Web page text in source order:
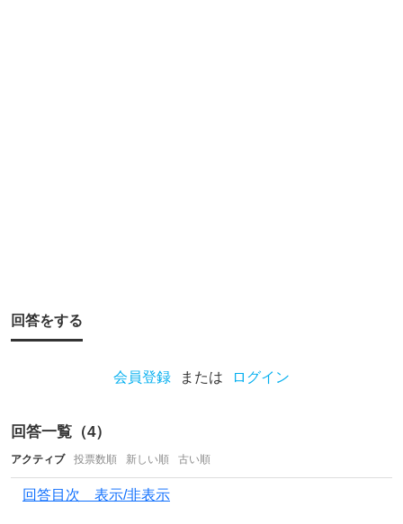
が
、
で
食
べ
回答をする
会員登録 または ログイン
回答一覧（4）
アクティブ 投票数順 新しい順 古い順
回答目次 表示/非表示